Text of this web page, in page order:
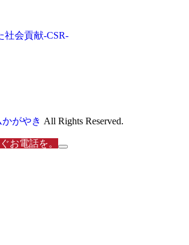
社会貢献-CSR-
がやき All Rights Reserved.
お電話を。